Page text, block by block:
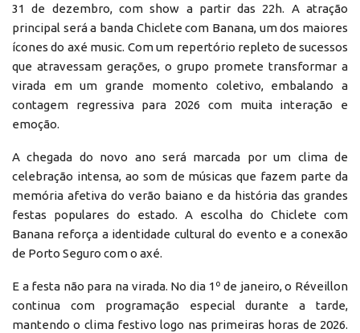
31 de dezembro, com show a partir das 22h. A atração
principal será a banda Chiclete com Banana, um dos maiores
ícones do axé music. Com um repertório repleto de sucessos
que atravessam gerações, o grupo promete transformar a
virada em um grande momento coletivo, embalando a
contagem regressiva para 2026 com muita interação e
emoção.
A chegada do novo ano será marcada por um clima de
celebração intensa, ao som de músicas que fazem parte da
memória afetiva do verão baiano e da história das grandes
festas populares do estado. A escolha do Chiclete com
Banana reforça a identidade cultural do evento e a conexão
de Porto Seguro com o axé.
E a festa não para na virada. No dia 1º de janeiro, o Réveillon
continua com programação especial durante a tarde,
mantendo o clima festivo logo nas primeiras horas de 2026.